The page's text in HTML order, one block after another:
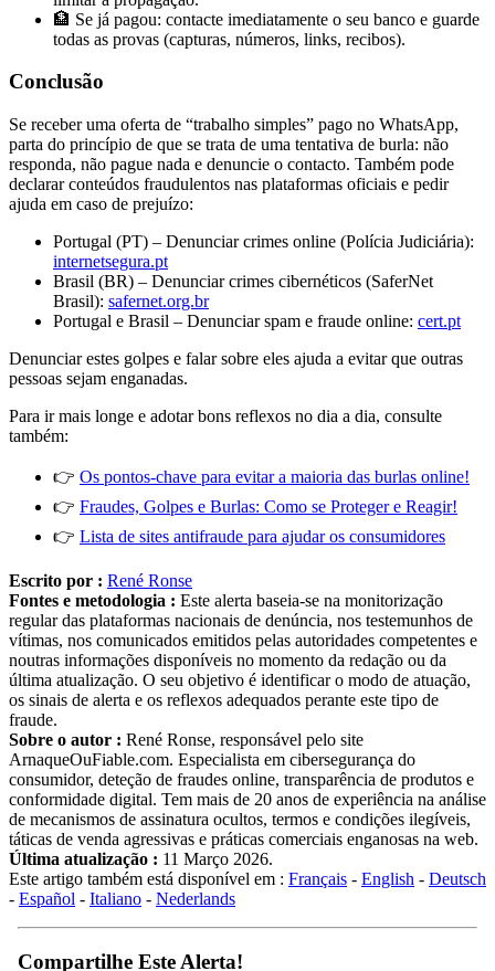
🏦 Se já pagou: contacte imediatamente o seu banco e guarde
todas as provas (capturas, números, links, recibos).
Conclusão
Se receber uma oferta de “trabalho simples” pago no WhatsApp,
parta do princípio de que se trata de uma tentativa de burla: não
responda, não pague nada e denuncie o contacto. Também pode
declarar conteúdos fraudulentos nas plataformas oficiais e pedir
ajuda em caso de prejuízo:
Portugal (PT) – Denunciar crimes online (Polícia Judiciária):
internetsegura.pt
Brasil (BR) – Denunciar crimes cibernéticos (SaferNet
Brasil): safernet.org.br
Portugal e Brasil – Denunciar spam e fraude online: cert.pt
Denunciar estes golpes e falar sobre eles ajuda a evitar que outras
pessoas sejam enganadas.
Para ir mais longe e adotar bons reflexos no dia a dia, consulte
também:
👉 Os pontos-chave para evitar a maioria das burlas online!
👉 Fraudes, Golpes e Burlas: Como se Proteger e Reagir!
👉 Lista de sites antifraude para ajudar os consumidores
Escrito por : René Ronse
Fontes e metodologia : Este alerta baseia-se na monitorização
regular das plataformas nacionais de denúncia, nos testemunhos de
vítimas, nos comunicados emitidos pelas autoridades competentes e
noutras informações disponíveis no momento da redação ou da
última atualização. O seu objetivo é identificar o modo de atuação,
os sinais de alerta e os reflexos adequados perante este tipo de
fraude.
Sobre o autor : René Ronse, responsável pelo site
ArnaqueOuFiable.com. Especialista em cibersegurança do
consumidor, deteção de fraudes online, transparência de produtos e
conformidade digital. Tem mais de 20 anos de experiência na análise
de mecanismos de assinatura ocultos, termos e condições ilegíveis,
táticas de venda agressivas e práticas comerciais enganosas na web.
Última atualização : 11 Março 2026.
Este artigo também está disponível em : Français - English - Deutsch
- Español - Italiano - Nederlands
Compartilhe Este Alerta!